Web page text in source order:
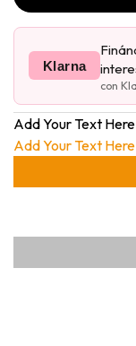
Klarna
con
Add Your Text Here
Add Your Text Here